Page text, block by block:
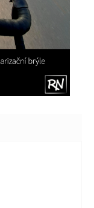
5 hvězdiček.